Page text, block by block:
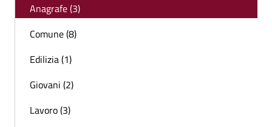
Anagrafe (3)
Comune (8)
Edilizia (1)
Giovani (2)
Lavoro (3)